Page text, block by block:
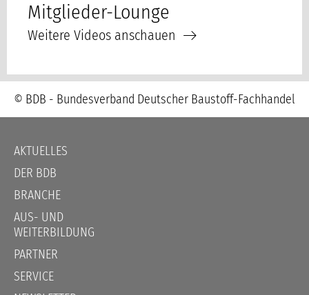
Mitglieder-Lounge
Weitere Videos anschauen
© BDB - Bundesverband Deutscher Baustoff-Fachhandel
Navigation
überspringen
AKTUELLES
DER BDB
BRANCHE
AUS- UND
WEITERBILDUNG
PARTNER
SERVICE